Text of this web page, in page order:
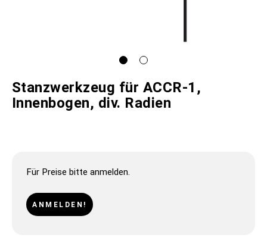
Stanzwerkzeug für ACCR-1,
Innenbogen, div. Radien
Für Preise bitte anmelden.
ANMELDEN!